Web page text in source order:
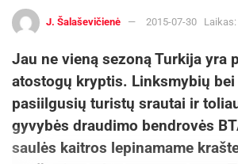
J. Šalaševičienė 2015-07-30
Jau ne vieną sezoną Turkija yra
atostogų kryptis. Linksmybių
pasiilgusių turistų srautai ir
gyvybės draudimo bendrovės
saulės kaitros lepinamame